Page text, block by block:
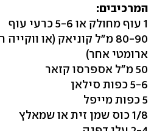
המרכיבים:
1 עוף מחולק או 5-6 כרעי עוף
80-90 מ"ל קוניאק (או
ארומטי אחר)
50 מ"ל אספרסו קזאר
5-6 כפות סילאן
5 כפות מייפל
1/8 כוס שמן זית או שמאלץ